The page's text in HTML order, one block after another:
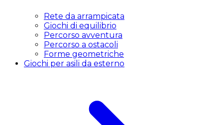
Rete da arrampicata
Giochi di equilibrio
Percorso avventura
Percorso a ostacoli
Forme geometriche
Giochi per asili da esterno